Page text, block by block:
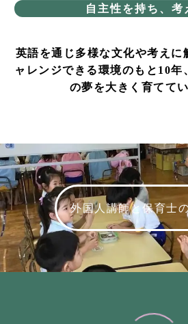
自主性を持ち、考
英語を通じ多様な文化や考えに
ャレンジできる環境のもと10年
の夢を大きく育ててい
外国人講師と保育士